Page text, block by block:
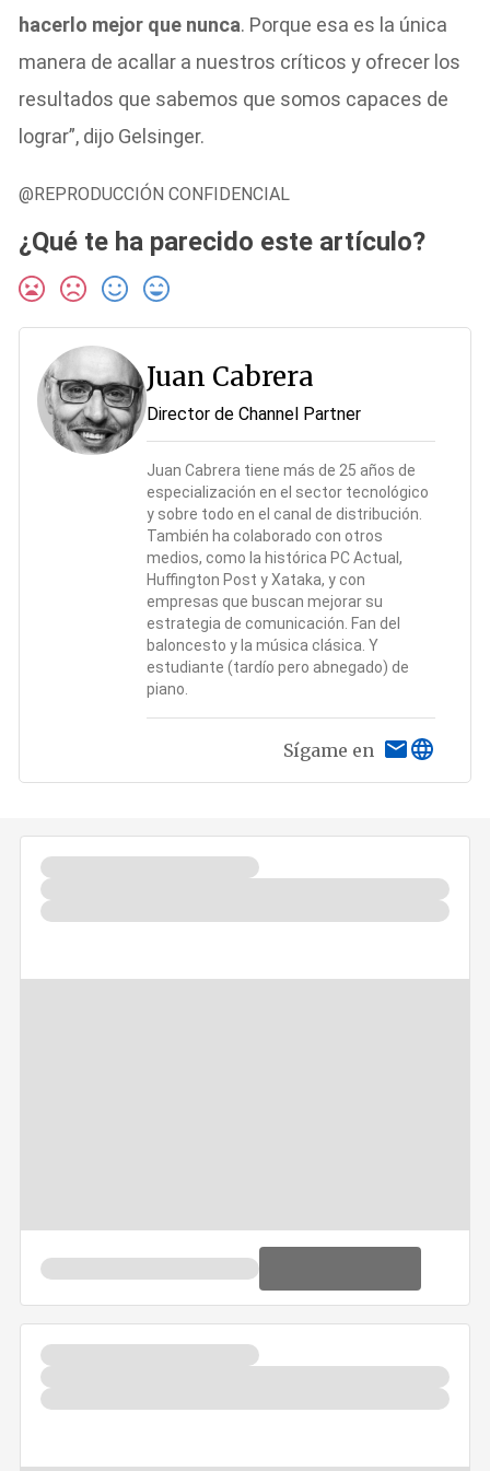
hacerlo mejor que nunca. Porque esa es la única
manera de acallar a nuestros críticos y ofrecer los
resultados que sabemos que somos capaces de
lograr”, dijo Gelsinger.
@REPRODUCCIÓN CONFIDENCIAL
¿Qué te ha parecido este artículo?
Juan Cabrera
Director de Channel Partner
Juan Cabrera tiene más de 25 años de
especialización en el sector tecnológico
y sobre todo en el canal de distribución.
También ha colaborado con otros
medios, como la histórica PC Actual,
Huffington Post y Xataka, y con
empresas que buscan mejorar su
estrategia de comunicación. Fan del
baloncesto y la música clásica. Y
estudiante (tardío pero abnegado) de
piano.
Sígame en